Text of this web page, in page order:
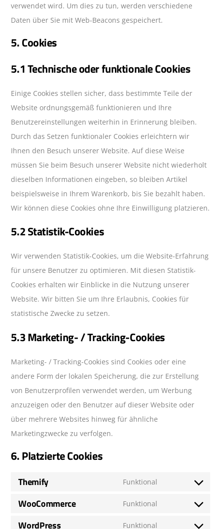
verwendet wird. Um dies zu tun, werden verschiedene
Daten über Sie mit Web-Beacons gespeichert.
5. Cookies
5.1 Technische oder funktionale Cookies
Einige Cookies stellen sicher, dass bestimmte Teile der
Website ordnungsgemäß funktionieren und Ihre
Benutzereinstellungen weiterhin in Erinnerung bleiben.
Durch das Setzen funktionaler Cookies erleichtern wir
Ihnen den Besuch unserer Website. Auf diese Weise
müssen Sie beim Besuch unserer Website nicht wiederholt
dieselben Informationen eingeben, so bleiben Artikel
beispielsweise in Ihrem Warenkorb, bis Sie bezahlt haben.
Wir können diese Cookies ohne Ihre Einwilligung platzieren.
5.2 Statistik-Cookies
Wir verwenden Statistik-Cookies, um die Website-Erfahrung
für unsere Benutzer zu optimieren. Mit diesen Statistik-
Cookies erhalten wir Einblicke in die Nutzung unserer
Website. Wir bitten Sie um Ihre Erlaubnis, Cookies für
statistische Zwecke zu setzen.
5.3 Marketing- / Tracking-Cookies
Marketing- / Tracking-Cookies sind Cookies oder eine
andere Form der lokalen Speicherung, die zur Erstellung
von Benutzerprofilen verwendet werden, um Werbung
anzuzeigen oder den Benutzer auf dieser Website oder
über mehrere Websites hinweg für ähnliche
Marketingzwecke zu verfolgen.
6. Platzierte Cookies
Themify Funktional
WooCommerce Funktional
WordPress Funktional